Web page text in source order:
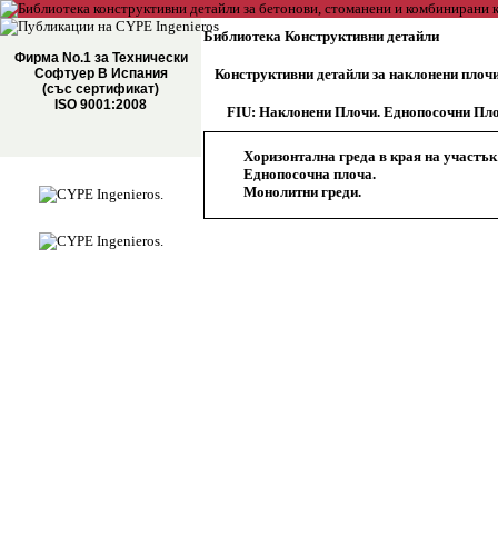
Фирма No.1 за Технически
Софтуер В Испания
(със сертификат)
ISO 9001:2008
Библиотека Конструктивни детайли
Конструктивни детайли за наклонени
FIU: Наклонени Плочи. Еднопосочни
Хоризонтална греда в края на
Еднопосочна плоча.
Монолитни греди.